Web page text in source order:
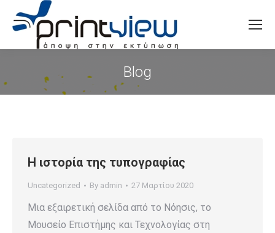
Search:
Blog
You are here:
Η ιστορία της τυπογραφίας
Uncategorized By admin 27 Μαρτίου 2020
Μια εξαιρετική σελίδα από το Νόησις, το
Μουσείο Επιστήμης και Τεχνολογίας στη